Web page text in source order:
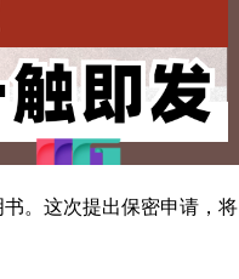
。这次提出保密申请，将